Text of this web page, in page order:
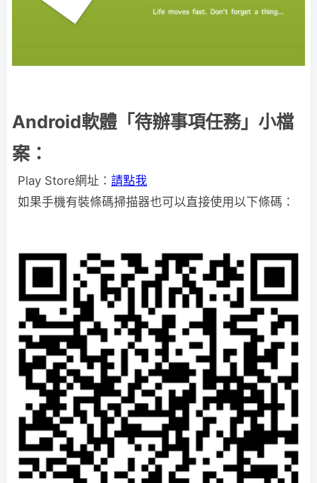
Android軟體「待辦事項任務」小檔
案：
Play Store網址： 請點我
如果手機有裝條碼掃描器也可以直接使用以下條碼：